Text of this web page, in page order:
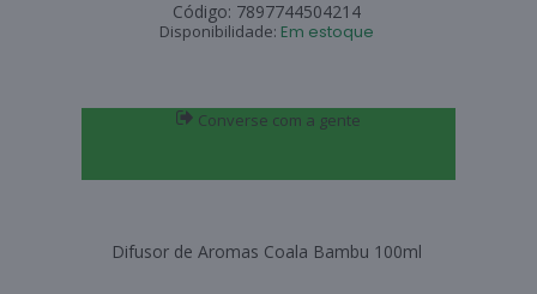
Código: 7897744504214
Disponibilidade: Em estoque
Converse com a gente
Difusor de Aromas Coala Bambu 100ml